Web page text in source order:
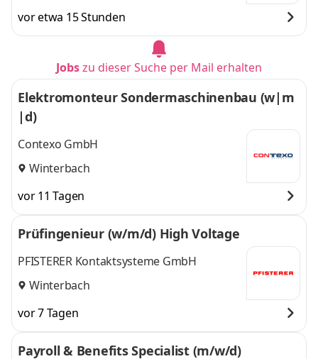
vor etwa 15 Stunden
Jobszu dieser Suche per Mail erhalten
Elektromonteur Sondermaschinenbau (w|m
|d)
Contexo GmbH
Winterbach
vor 11 Tagen
Prüfingenieur (w/m/d) High Voltage
PFISTERER Kontaktsysteme GmbH
Winterbach
vor 7 Tagen
Payroll & Benefits Specialist (m/w/d)